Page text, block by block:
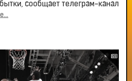
сообщает телеграм-канал